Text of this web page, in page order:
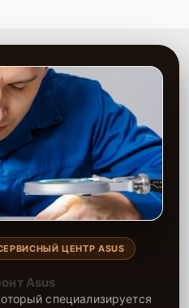
ЦЕНТР ASUS
Asus
специализируется